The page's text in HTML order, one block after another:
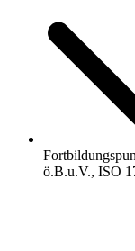
ö.B.u.V., ISO